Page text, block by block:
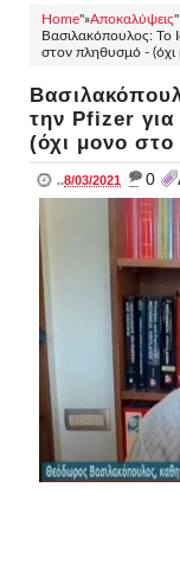
Home"»Αποκαλύψεις
Βασιλακόπουλος: Το
στον πληθυσμό -
την Pfizer
(όχι μονο
..8/03/2021 _ 0